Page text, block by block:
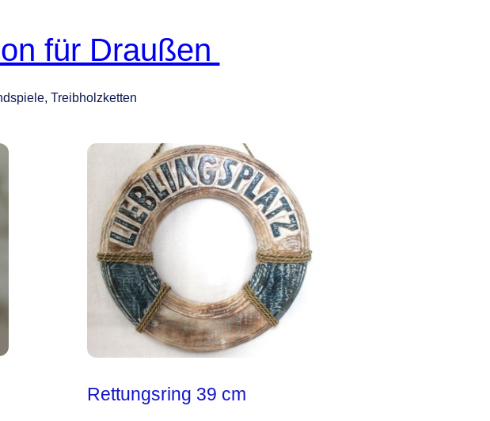
für Draußen
Treibholzketten
Rettungsring 39 cm